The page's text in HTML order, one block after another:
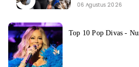
06 Agustus 2026